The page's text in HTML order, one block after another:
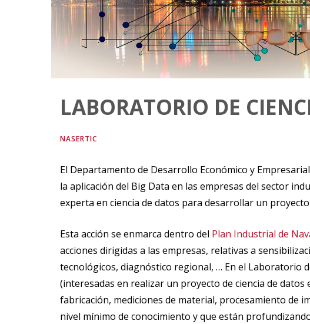
LABORATORIO DE
NASERTIC
El Departamento de Desarrollo Económico y
la aplicación del Big Data en las empresas del sector
experta en ciencia de datos para desarrollar un
Esta acción se enmarca dentro del Plan Industrial de
acciones dirigidas a las empresas, relativas a
tecnológicos, diagnóstico regional, … En el Laboratorio
(interesadas en realizar un proyecto de ciencia de
fabricación, mediciones de material, procesamiento de
nivel mínimo de conocimiento y que están